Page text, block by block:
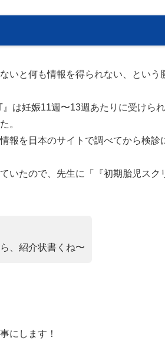
いと何も情報を得られない、という
は妊娠11週〜13週あたりに受けら
。
報を日本のサイトで調べてから検診
いたので、先生に「『初期胎児スク
、紹介状書くね〜
にします！